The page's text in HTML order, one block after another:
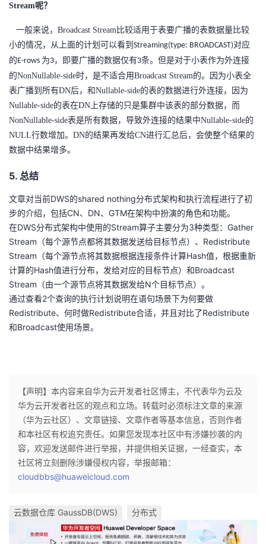
Stream呢？
一般来说，Broadcast Stream比较适用于表要广播的表数据量比较
小的情况，
从上面的计划可以看到 Streaming(type: BROADCAST)对应
的E-rows 为3，即要广播的数据仅有3条。 但是对于小表作为外连接
的NonNullable-side时，是不适合用Broadcast Stream的。因为小表全
表广播到所有DN后，和Nullable-side的表的数据进行外连接，因为
Nullable-side的表在DN上存储的只是集群中该表的部分数据，而
NonNullable-side表是所有数据，导致外连接的结果中Nullable-side的
NULL行数增加。DN的结果再发给CN进行汇总后，会使整个结果的
数据中结果增多。
5. 总结
文章对当前DWS的shared nothing分布式架构和执行流程进行了初
步的介绍，包括CN、DN、GTM在架构中扮演的角色和功能。
在DWS分布式架构中使用的Stream算子主要分为3种类型：Gather
Stream（每个源节点都将其数据发送给目标节点）、Redistribute
Stream（每个源节点将其数据根据连接条件计算Hash值，根据重新
计算的Hash值进行分布，发给对应的目标节点）和Broadcast
Stream（由一个源节点将其数据发给N个目标节点）。
通过查看2个查询的执行计划说明在语句场景下为何要做
Redistribute、何时做Redistribute合适，并且对比了Redistribute
和Broadcast使用场景。
【声明】本内容来自华为云开发者社区博主，不代表华为云及
华为云开发者社区的观点和立场。转载时必须标注文章的来源
（华为云社区）、文章链接、文章作者等基本信息，否则作者
和本社区有权追究责任。如果您发现本社区中有涉嫌抄袭的内
容，欢迎发送邮件进行举报，并提供相关证据，一经查实，本
社区将立刻删除涉嫌侵权内容，举报邮箱：
cloudbbs@huaweicloud.com
云数据仓库 GaussDB(DWS) 分布式